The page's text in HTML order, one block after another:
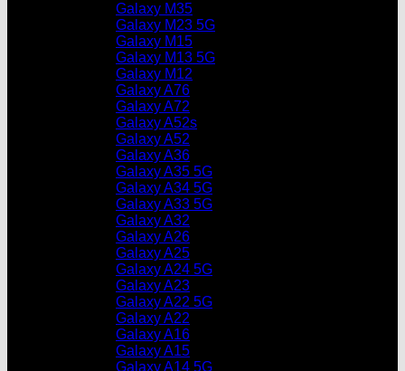
Galaxy M35
Galaxy M23 5G
Galaxy M15
Galaxy M13 5G
Galaxy M12
Galaxy A76
Galaxy A72
Galaxy A52s
Galaxy A52
Galaxy A36
Galaxy A35 5G
Galaxy A34 5G
Galaxy A33 5G
Galaxy A32
Galaxy A26
Galaxy A25
Galaxy A24 5G
Galaxy A23
Galaxy A22 5G
Galaxy A22
Galaxy A16
Galaxy A15
Galaxy A14 5G